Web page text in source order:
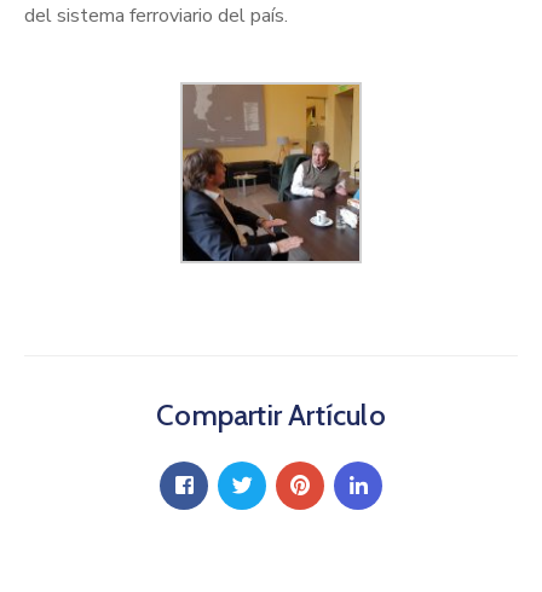
del sistema ferroviario del país.
Compartir Artículo